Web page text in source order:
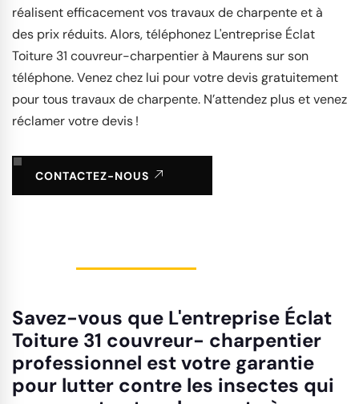
réalisent efficacement vos travaux de charpente et à
des prix réduits. Alors, téléphonez L'entreprise Éclat
Toiture 31 couvreur-charpentier à Maurens sur son
téléphone. Venez chez lui pour votre devis gratuitement
pour tous travaux de charpente. N’attendez plus et venez
réclamer votre devis !
CONTACTEZ-NOUS
Savez-vous que L'entreprise Éclat
Toiture 31 couvreur- charpentier
professionnel est votre garantie
pour lutter contre les insectes qui